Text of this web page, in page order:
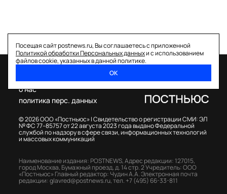
Посещая сайт postnews.ru, Вы соглашаетесь с приложенной
Политикой обработки Персональных данныхи с использованием
файлов cookie, указанных в данной политике.
ОК
© 2026 ООО «Постньюс» |Свидетельство о регистрации СМИ: ЭЛ
№ ФС 77–85757 от 22 августа 2023 года выдано Федеральной
службой по надзору в сфере связи, информационных технологий
и массовых коммуникаций
о нас
политика перс. данных
Наименование издания: POSTNEWS,Адрес редакции: 127015,
город Москва, Бумажный проезд, д. 14 стр. 2Учредитель: ООО
«Постньюс» Главный редактор: Чудин А.А.Электронная почта
редакции:glavred@postnews.ru,тел. +7 (495) 66-33-811